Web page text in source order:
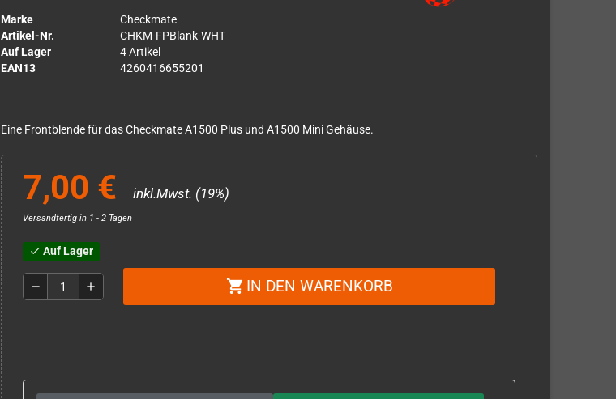
Marke
Checkmate
Artikel-Nr.
CHKM-FPBlank-WHT
Auf Lager
4 Artikel
EAN13
4260416655201
Eine Frontblende für das Checkmate A1500 Plus und A1500 Mini Gehäuse.
7,00 € inkl.Mwst. (19%)
Versandfertig in 1 - 2 Tagen
check Auf Lager
remove add shopping_cart IN DEN WARENKORB